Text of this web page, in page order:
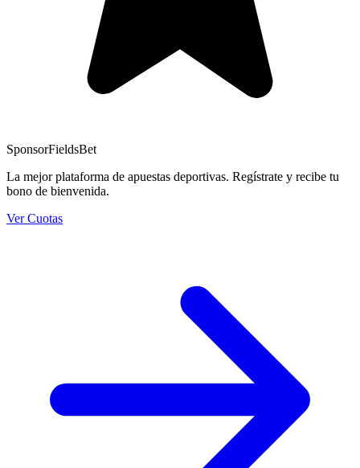
SponsorFieldsBet
La mejor plataforma de apuestas deportivas. Regístrate y recibe tu
bono de bienvenida.
Ver Cuotas